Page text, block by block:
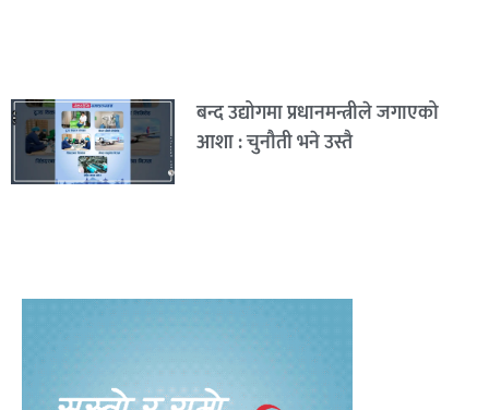
बन्द उद्योगमा प्रधानमन्त्रीले जगाएको
आशा : चुनौती भने उस्तै